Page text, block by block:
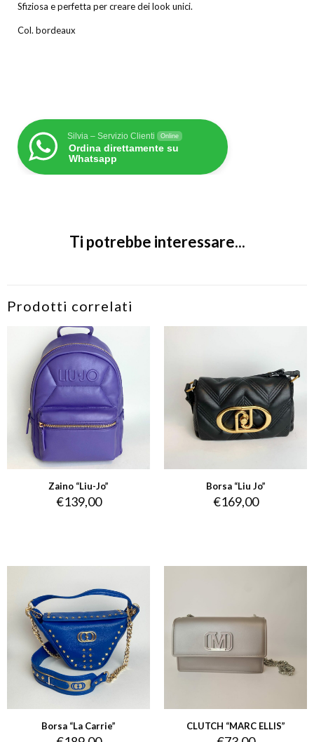
Sfiziosa e perfetta per creare dei look unici.
Col. bordeaux
Silvia – Servizio Clienti Online
Ordina direttamente su
Whatsapp
Ti potrebbe interessare...
Prodotti correlati
Zaino “Liu-Jo”
€139,00
Borsa “Liu Jo”
€169,00
Borsa “La Carrie” CLUTCH “MARC ELLIS”